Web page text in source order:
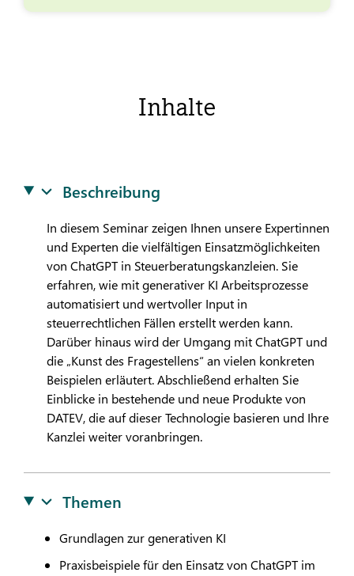
Inhalte
Beschreibung
In diesem Seminar zeigen Ihnen unsere Expertinnen
und Experten die vielfältigen Einsatzmöglichkeiten
von ChatGPT in Steuerberatungskanzleien. Sie
erfahren, wie mit generativer KI Arbeitsprozesse
automatisiert und wertvoller Input in
steuerrechtlichen Fällen erstellt werden kann.
Darüber hinaus wird der Umgang mit ChatGPT und
die „Kunst des Fragestellens“ an vielen konkreten
Beispielen erläutert. Abschließend erhalten Sie
Einblicke in bestehende und neue Produkte von
DATEV, die auf dieser Technologie basieren und Ihre
Kanzlei weiter voranbringen.
Themen
Grundlagen zur generativen KI
Praxisbeispiele für den Einsatz von ChatGPT im